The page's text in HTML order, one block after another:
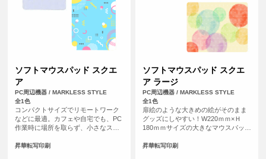
ソフトマウスパッド スクエ
ア
PC周辺機器 / MARKLESS STYLE
全1色
コンパクトサイズでリモートワーク
などに最適。カフェや自宅でも、PC
作業時に場所を取らず、小さなスペ
パッドです。
昇華転写印刷
ソフトマウスパッド スクエ
ア ラージ
PC周辺機器 / MARKLESS STYLE
全1色
扉絵のような大きめの絵がそのまま
グッズにしやすい！W220ｍｍ×Ｈ
180ｍｍサイズの大きなマウスパッド
パソコンにもゆったり使えるサイズ
昇華転写印刷